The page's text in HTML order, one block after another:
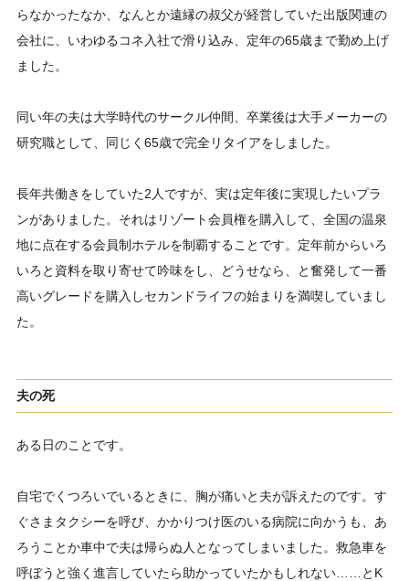
らなかったなか、なんとか遠縁の叔父が経営していた出版関連の
会社に、いわゆるコネ入社で滑り込み、定年の65歳まで勤め上げ
ました。
同い年の夫は大学時代のサークル仲間、卒業後は大手メーカーの
研究職として、同じく65歳で完全リタイアをしました。
長年共働きをしていた2人ですが、実は定年後に実現したいプラ
ンがありました。それはリゾート会員権を購入して、全国の温泉
地に点在する会員制ホテルを制覇することです。定年前からいろ
いろと資料を取り寄せて吟味をし、どうせなら、と奮発して一番
高いグレードを購入しセカンドライフの始まりを満喫していまし
た。
夫の死
ある日のことです。
自宅でくつろいでいるときに、胸が痛いと夫が訴えたのです。す
ぐさまタクシーを呼び、かかりつけ医のいる病院に向かうも、あ
ろうことか車中で夫は帰らぬ人となってしまいました。救急車を
呼ぼうと強く進言していたら助かっていたかもしれない……とK